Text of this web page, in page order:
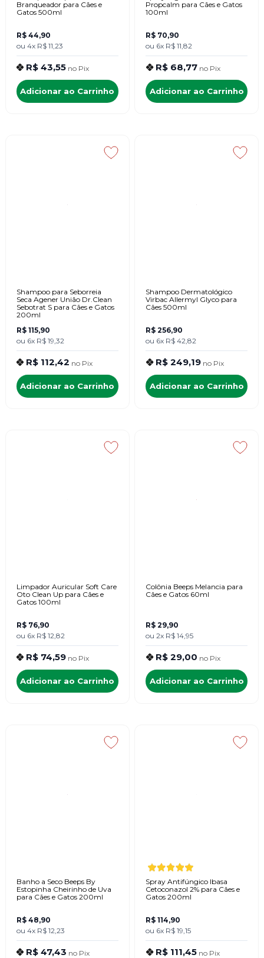
Branqueador para Cães e
Gatos 500ml
R$ 44,90
ou 4x R$ 11,23
R$ 43,55 no Pix
Adicionar ao Carrinho
Propcalm para Cães e Gatos
100ml
R$ 70,90
ou 6x R$ 11,82
R$ 68,77 no Pix
Adicionar ao Carrinho
Shampoo para Seborreia
Seca Agener União Dr.Clean
Sebotrat S para Cães e Gatos
200ml
R$ 115,90
ou 6x R$ 19,32
R$ 112,42 no Pix
Adicionar ao Carrinho
Shampoo Dermatológico
Virbac Allermyl Glyco para
Cães 500ml
R$ 256,90
ou 6x R$ 42,82
R$ 249,19 no Pix
Adicionar ao Carrinho
Limpador Auricular Soft Care
Oto Clean Up para Cães e
Gatos 100ml
R$ 76,90
ou 6x R$ 12,82
R$ 74,59 no Pix
Adicionar ao Carrinho
Colônia Beeps Melancia para
Cães e Gatos 60ml
R$ 29,90
ou 2x R$ 14,95
R$ 29,00 no Pix
Adicionar ao Carrinho
Banho a Seco Beeps By
Estopinha Cheirinho de Uva
para Cães e Gatos 200ml
R$ 48,90
ou 4x R$ 12,23
R$ 47,43 no Pix
Spray Antifúngico Ibasa
Cetoconazol 2% para Cães e
Gatos 200ml
R$ 114,90
ou 6x R$ 19,15
R$ 111,45 no Pix